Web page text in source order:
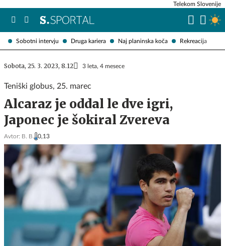
Sobotni intervju Druga kariera Naj planinska koča Rekreacija
Telekom Slovenije
Sobota, 25. 3. 2023, 8.12 3 leta, 4 mesece
Teniški globus, 25. marec
Alcaraz je oddal le dve igri,
Japonec je šokiral Zvereva
Avtor: B. B. 0,13